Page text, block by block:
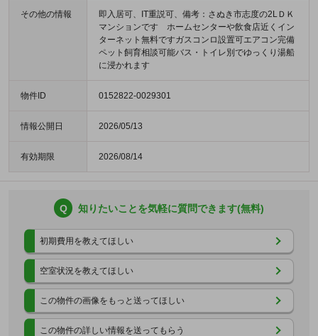
その他の情報
即入居可、IT重説可、備考：さぬき市志度の2LＤＫ
マンションです ホームセンターや飲食店近くイン
ターネット無料ですガスコンロ設置可エアコン完備
ペット飼育相談可能バス・トイレ別でゆっくり湯船
に浸かれます
物件ID 0152822-0029301
情報公開日 2026/05/13
有効期限 2026/08/14
Q 知りたいことを気軽に質問できます(無料)
初期費用を教えてほしい
空室状況を教えてほしい
この物件の画像をもっと送ってほしい
この物件の詳しい情報を送ってもらう